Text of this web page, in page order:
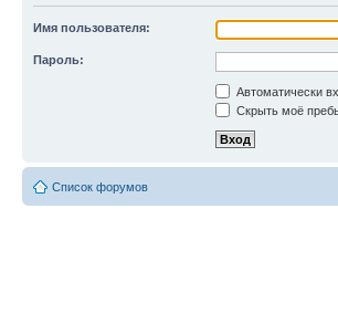
Имя пользователя:
Пароль:
Автоматически
Скрыть моё
Список форумов